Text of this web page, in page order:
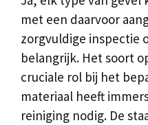
met een daarvoor
zorgvuldige inspectie
belangrijk. Het soort
cruciale rol bij het
materiaal heeft
reiniging nodig. De